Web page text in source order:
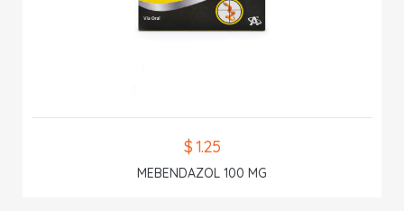
$ 1.25
MEBENDAZOL 100 MG